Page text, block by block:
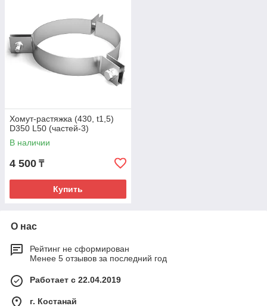
Хомут-растяжка (430, t1,5)
D350 L50 (частей-3)
В наличии
4 500 ₸
Купить
О нас
Рейтинг не сформирован
Менее 5 отзывов за последний год
Работает с 22.04.2019
г. Костанай